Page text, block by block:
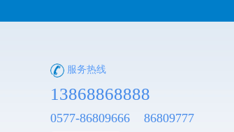
服务热线
13868868888
0577-86809666 86809777